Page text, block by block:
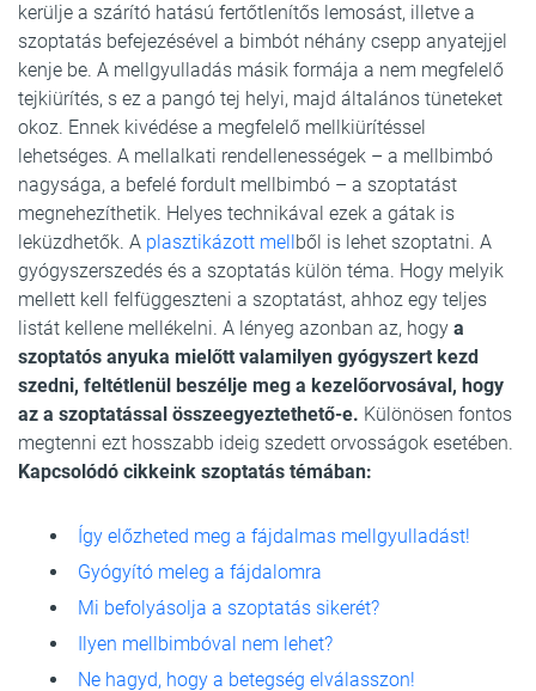
kerülje a szárító hatású fertőtlenítős lemosást, illetve a
szoptatás befejezésével a bimbót néhány csepp anyatejjel
kenje be. A mellgyulladás másik formája a nem megfelelő
tejkiürítés, s ez a pangó tej helyi, majd általános tüneteket
okoz. Ennek kivédése a megfelelő mellkiürítéssel
lehetséges. A mellalkati rendellenességek – a mellbimbó
nagysága, a befelé fordult mellbimbó – a szoptatást
megnehezíthetik. Helyes technikával ezek a gátak is
leküzdhetők. A plasztikázott mellből is lehet szoptatni. A
gyógyszerszedés és a szoptatás külön téma. Hogy melyik
mellett kell felfüggeszteni a szoptatást, ahhoz egy teljes
listát kellene mellékelni. A lényeg azonban az, hogy a
szoptatós anyuka mielőtt valamilyen gyógyszert kezd
szedni, feltétlenül beszélje meg a kezelőorvosával, hogy
az a szoptatással összeegyeztethető-e. Különösen fontos
megtenni ezt hosszabb ideig szedett orvosságok esetében.
Kapcsolódó cikkeink szoptatás témában:
Így előzheted meg a fájdalmas mellgyulladást!
Gyógyító meleg a fájdalomra
Mi befolyásolja a szoptatás sikerét?
Ilyen mellbimbóval nem lehet?
Ne hagyd, hogy a betegség elválasszon!